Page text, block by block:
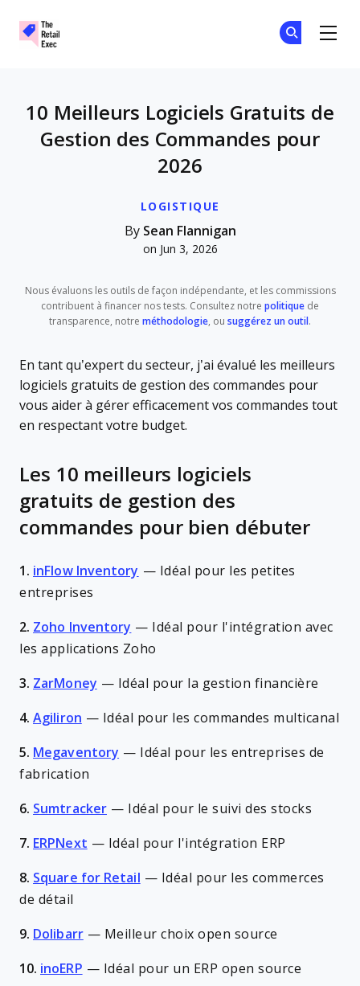
LOGISTIQUE
10 Meilleurs Logiciels Gratuits de
Gestion des Commandes pour
2026
By Sean Flannigan
on Jun 3, 2026
Nous évaluons les outils de façon indépendante, et les commissions
contribuent à financer nos tests. Consultez notre politique de
transparence, notre méthodologie, ou suggérez un outil .
En tant qu’expert du secteur, j’ai évalué les meilleurs
logiciels gratuits de gestion des commandes pour
vous aider à gérer efficacement vos commandes tout
en respectant votre budget.
Les 10 meilleurs logiciels
gratuits de gestion des
commandes pour bien débuter
1. inFlow Inventory — Idéal pour les petites
entreprises
2. Zoho Inventory —
Idéal pour l'intégration avec
les applications Zoho
3. ZarMoney — Idéal pour la gestion financière
4. Agiliron — Idéal pour les commandes multicanal
5. Megaventory —
Idéal pour les entreprises de
fabrication
6. Sumtracker — Idéal pour le suivi des stocks
7. ERPNext — Idéal pour l'intégration ERP
8. Square for Retail — Idéal pour les commerces
de détail
9. Dolibarr — Meilleur choix open source
10. inoERP — Idéal pour un ERP open source